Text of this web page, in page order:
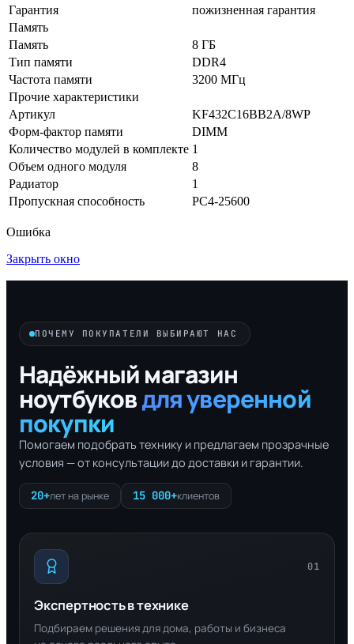
Гарантия
пожизненная гарантия
Память
Память
8 ГБ
Тип памяти
DDR4
Частота памяти
3200 МГц
Прочие характеристики
Артикул
KF432C16BB2A/8WP
Форм-фактор памяти
DIMM
Количество модулей в комплекте 1
Объем одного модуля
8
Радиатор
1
Пропускная способность
PC4-25600
Ошибка
Закрыть окно
ПОЧЕМУ ПОКУПАТЕЛИ ВЫБИРАЮТ НАС
Надёжный магазин
ноутбуковдля уверенной
покупки
Помогаем подобрать технику и предлагаем прозрачные
условия — от консультации до доставки и гарантии.
20+лет на рынке 15 000+клиентов
01
Экспертность в технике
Подбираем решения для дома, работы и бизнеса